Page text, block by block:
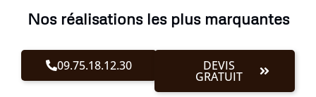
Nos réalisations les plus marquantes
09.75.18.12.30 DEVIS
GRATUIT